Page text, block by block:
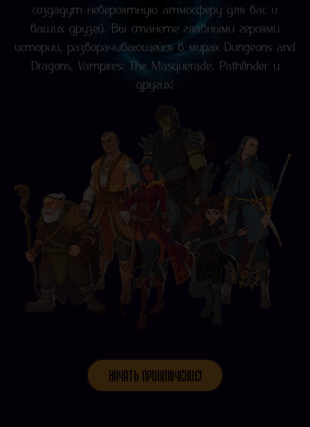
создадут невероятную атмосферу для вас и
ваших друзей. Вы станете главными героями
истории, разворачивающейся в мирах Dungeons and
Dragons, Vampires: The Masquerade, Pathfinder и
других!
НАЧАТЬ ПРИКЛЮЧЕНИЕ!